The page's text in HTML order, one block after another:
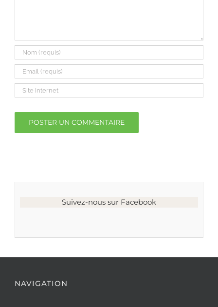
Suivez-nous sur Facebook
NAVIGATION